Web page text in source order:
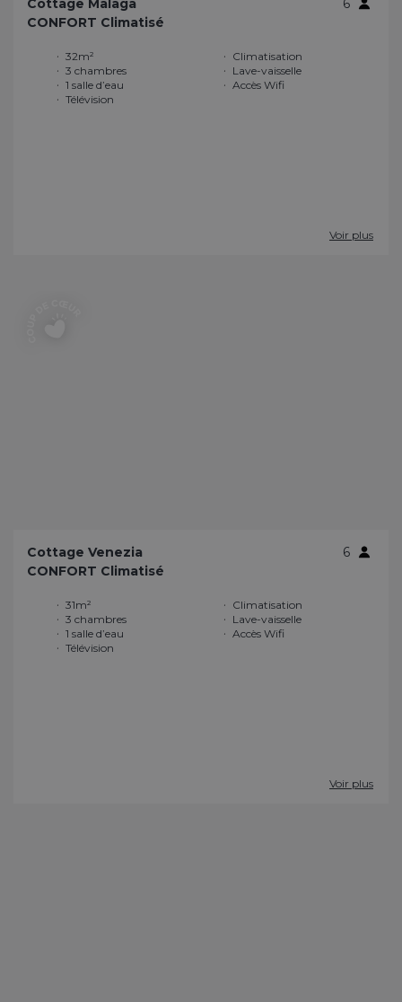
Cottage Malaga
6
CONFORT Climatisé
32m²
3 chambres
1 salle d’eau
Télévision
Climatisation
Lave-vaisselle
Accès Wifi
Voir plus
Cottage Venezia
6
CONFORT Climatisé
31m²
3 chambres
1 salle d’eau
Télévision
Climatisation
Lave-vaisselle
Accès Wifi
Voir plus